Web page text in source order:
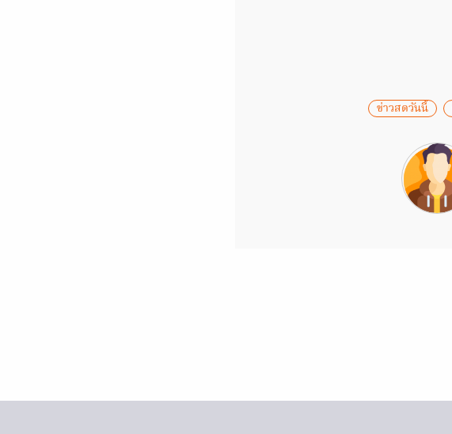
ข่าวสดวันนี้